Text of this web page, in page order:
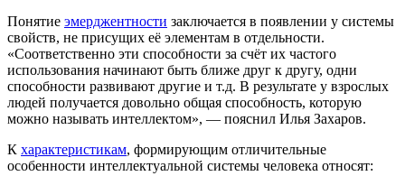
Понятие эмерджентности заключается в появлении у системы
свойств, не присущих её элементам в отдельности.
«Соответственно эти способности за счёт их частого
использования начинают быть ближе друг к другу, одни
способности развивают другие и т.д. В результате у взрослых
людей получается довольно общая способность, которую
можно называть интеллектом», — пояснил Илья Захаров.
К характеристикам, формирующим отличительные
особенности интеллектуальной системы человека относят: